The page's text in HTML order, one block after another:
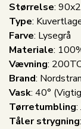
Størrelse:
Type:
Farve: Lysegrå
Materiale:
Vævning:
Brand:
Vask: 40°
Tørretumbling:
Tåler strygning